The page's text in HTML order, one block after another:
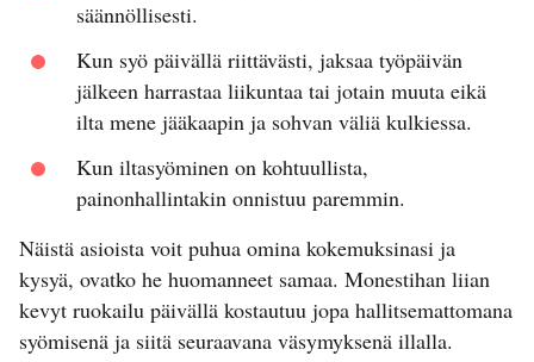
säännöllisesti.
Kun syö päivällä riittävästi, jaksaa työpäivän
jälkeen harrastaa liikuntaa tai jotain muuta eikä
ilta mene jääkaapin ja sohvan väliä kulkiessa.
Kun iltasyöminen on kohtuullista,
painonhallintakin onnistuu paremmin.
Näistä asioista voit puhua omina kokemuksinasi ja
kysyä, ovatko he huomanneet samaa. Monestihan liian
kevyt ruokailu päivällä kostautuu jopa hallitsemattomana
syömisenä ja siitä seuraavana väsymyksenä illalla.